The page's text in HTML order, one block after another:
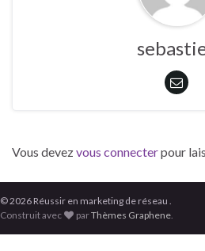
Vous devezvous connecterpour
© 2026 Réussir en marketing de réseau .
Construit avec
parThèmes Graphene.